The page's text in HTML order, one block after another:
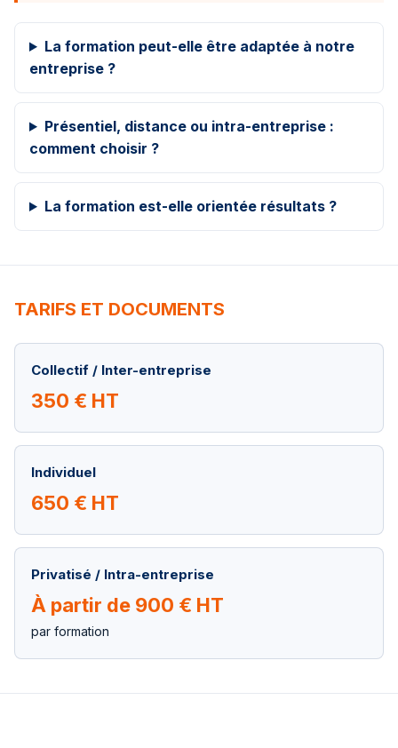
La formation peut-elle être adaptée à notre
entreprise ?
Présentiel, distance ou intra-entreprise :
comment choisir ?
La formation est-elle orientée résultats ?
TARIFS ET DOCUMENTS
Collectif / Inter-entreprise
350 € HT
Individuel
650 € HT
Privatisé / Intra-entreprise
À partir de 900 € HT
par formation